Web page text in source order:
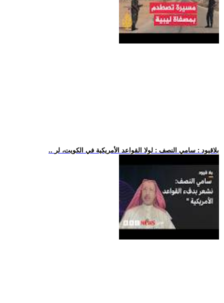
.. بلاقيود : سامي النصف : لولا القواعد الأمريكية في الكويت، لر